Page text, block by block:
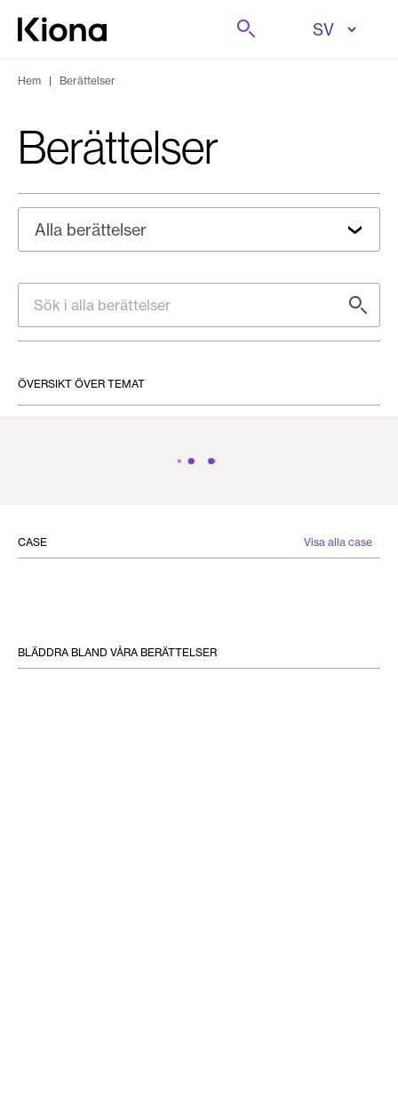
Hoppa till innehåll
Gå till hemsidan
Sök på
Hem | Berättelser
berättelser
Alla berättelser
Sök i alla berättelser
ÖVERSIKT ÖVER TEMAT
CASE visa alla case
BLÄDDRA BLAND VÅRA BERÄTTELSER